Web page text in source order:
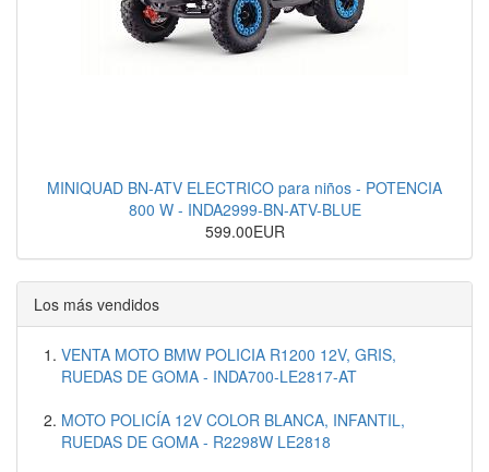
MINIQUAD BN-ATV ELECTRICO para niños - POTENCIA
800 W - INDA2999-BN-ATV-BLUE
599.00EUR
Los más vendidos
VENTA MOTO BMW POLICIA R1200 12V, GRIS,
RUEDAS DE GOMA - INDA700-LE2817-AT
MOTO POLICÍA 12V COLOR BLANCA, INFANTIL,
RUEDAS DE GOMA - R2298W LE2818